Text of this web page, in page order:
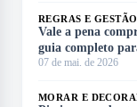
REGRAS E
Vale a pena
guia completo
07 de mai. de 2026
MORAR E